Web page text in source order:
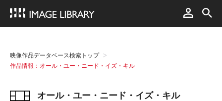
映像作品データベース検索トップ
作品情報：オール・ユー・ニード・イズ・キル
オール・ユー・ニード・イズ・キル